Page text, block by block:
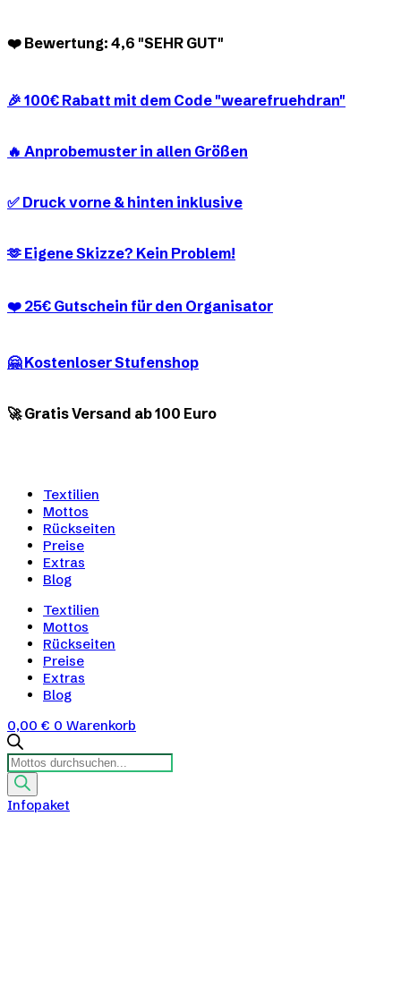
❤️ Bewertung: 4,6 "SEHR GUT"
🎉 100€ Rabatt mit dem Code "wearefruehdran"
🔥 Anprobemuster in allen Größen
✅ Druck vorne & hinten inklusive
🫶 Eigene Skizze? Kein Problem!
❤️ 25€ Gutschein für den Organisator
🤗 Kostenloser Stufenshop
🚀 Gratis Versand ab 100 Euro
Textilien
Mottos
Rückseiten
Preise
Extras
Blog
Textilien
Mottos
Rückseiten
Preise
Extras
Blog
0,00 € 0 Warenkorb
Products
search
Infopaket